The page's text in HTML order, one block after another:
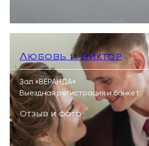
Любовь и Виктор
Зал «ВЕРАНДА»
Выездная регистрация и банкет
Отзыв и фото